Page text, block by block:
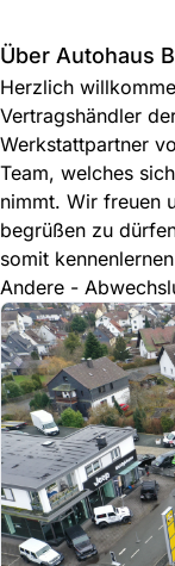
Über Autohaus
Herzlich
Vertragshändler
Werkstattpartner
Team, welches
nimmt. Wir freuen
begrüßen zu
somit
Andere -